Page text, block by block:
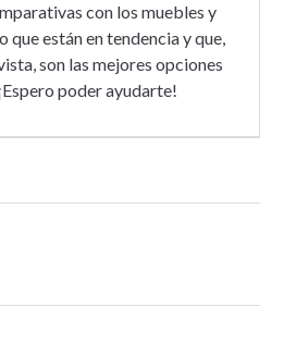
con los muebles y
que están en tendencia y que,
son las mejores opciones
poder ayudarte!